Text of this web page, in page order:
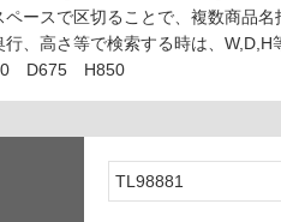
ースで区切ることで、複数商品名
行、高さ等で検索する時は、W,D,H
D675 H850